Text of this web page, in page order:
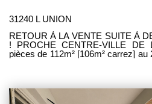
31240 L UNION
RETOUR À LA VENTE SUITE À
! PROCHE CENTRE-VILLE DE L'UNION !
pièces de 112m² [106m² carrez]
accès à cette terrasse de 15m²
chambres avec placards dont une